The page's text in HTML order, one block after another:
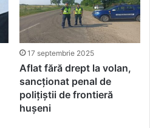
17 septembrie 2025
Aflat fără drept la volan,
sancționat penal de
polițiștii de frontieră
hușeni